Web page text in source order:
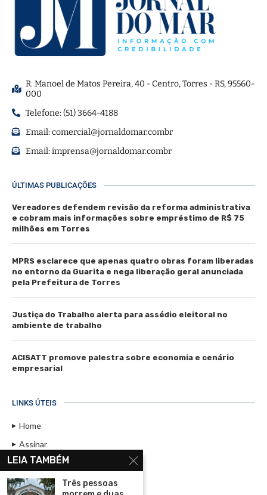
R. Manoel de Matos Pereira, 40 - Centro, Torres - RS, 95560-
000
Telefone: (51) 3664-4188
Email:comercial@jornaldomar.combr
Email:imprensa@jornaldomar.combr
ÚLTIMAS PUBLICAÇÕES
Vereadores defendem revisão da reforma administrativa
e cobram mais informações sobre empréstimo de R$ 75
milhões em Torres
MPRS esclarece que apenas quatro obras foram liberadas
no entorno da Guarita e nega liberação geral anunciada
pela Prefeitura de Torres
Justiça do Trabalho alerta para assédio eleitoral no
ambiente de trabalho
ACISATT promove palestra sobre economia e cenário
empresarial
LINKS ÚTEIS
Home
Assinar
Contato
Política de Privacidade
LEIA TAMBÉM
Três pessoas